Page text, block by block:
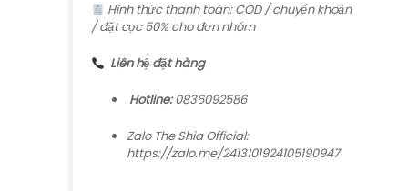
Hình thức thanh toán: COD / chuyển khoản
/ đặt cọc 50% cho đơn nhóm
Liên hệ đặt hàng
Hotline:0836092586
Zalo The Shia Official:
https://zalo.me/2413101924105190947